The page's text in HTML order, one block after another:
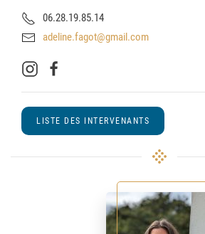
06.28.19.85.14
adeline.fagot@gmail.com
LISTE DES INTERVENANTS